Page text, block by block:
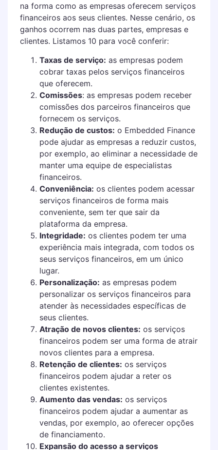
na forma como as empresas oferecem serviços
financeiros aos seus clientes. Nesse cenário, os
ganhos ocorrem nas duas partes, empresas e
clientes. Listamos 10 para você conferir:
Taxas de serviço: as empresas podem
cobrar taxas pelos serviços financeiros
que oferecem.
Comissões: as empresas podem receber
comissões dos parceiros financeiros que
fornecem os serviços.
Redução de custos: o Embedded Finance
pode ajudar as empresas a reduzir custos,
por exemplo, ao eliminar a necessidade de
manter uma equipe de especialistas
financeiros.
Conveniência: os clientes podem acessar
serviços financeiros de forma mais
conveniente, sem ter que sair da
plataforma da empresa.
Integridade: os clientes podem ter uma
experiência mais integrada, com todos os
seus serviços financeiros, em um único
lugar.
Personalização: as empresas podem
personalizar os serviços financeiros para
atender às necessidades específicas de
seus clientes.
Atração de novos clientes: os serviços
financeiros podem ser uma forma de atrair
novos clientes para a empresa.
Retenção de clientes: os serviços
financeiros podem ajudar a reter os
clientes existentes.
Aumento das vendas: os serviços
financeiros podem ajudar a aumentar as
vendas, por exemplo, ao oferecer opções
de financiamento.
Expansão do acesso a serviços